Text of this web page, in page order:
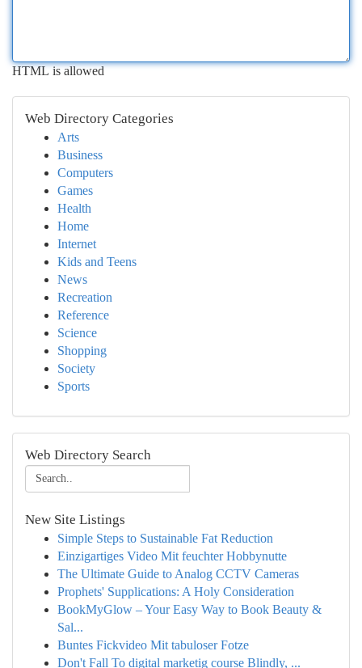
HTML is allowed
Web Directory Categories
Arts
Business
Computers
Games
Health
Home
Internet
Kids and Teens
News
Recreation
Reference
Science
Shopping
Society
Sports
Web Directory Search
New Site Listings
Simple Steps to Sustainable Fat Reduction
Einzigartiges Video Mit feuchter Hobbynutte
The Ultimate Guide to Analog CCTV Cameras
Prophets' Supplications: A Holy Consideration
BookMyGlow – Your Easy Way to Book Beauty &
Sal...
Buntes Fickvideo Mit tabuloser Fotze
Don't Fall To digital marketig course Blindly, ...